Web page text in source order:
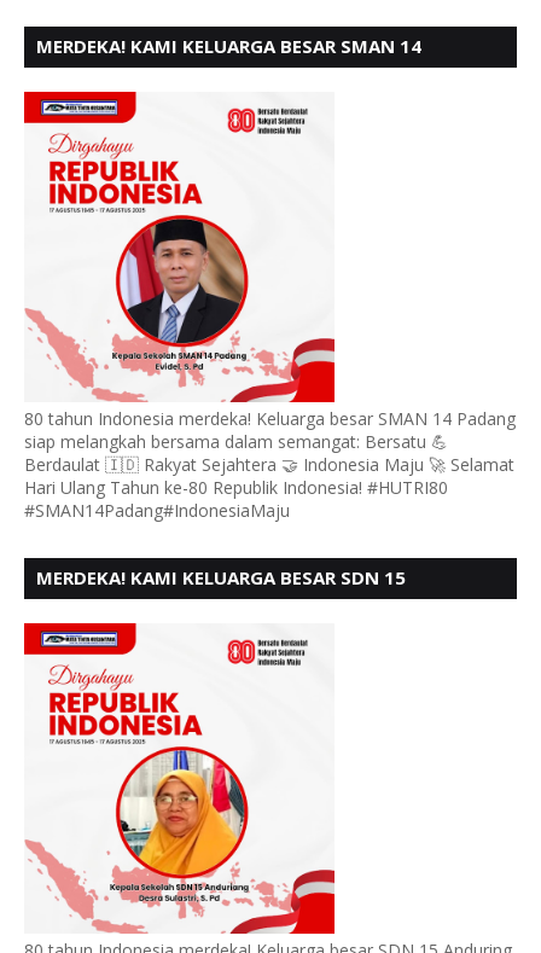
MERDEKA! KAMI KELUARGA BESAR SMAN 14
80 tahun Indonesia merdeka! Keluarga besar SMAN 14 Padang
siap melangkah bersama dalam semangat: Bersatu 💪
Berdaulat 🇮🇩 Rakyat Sejahtera 🤝 Indonesia Maju 🚀 Selamat
Hari Ulang Tahun ke-80 Republik Indonesia! #HUTRI80
#SMAN14Padang#IndonesiaMaju
MERDEKA! KAMI KELUARGA BESAR SDN 15